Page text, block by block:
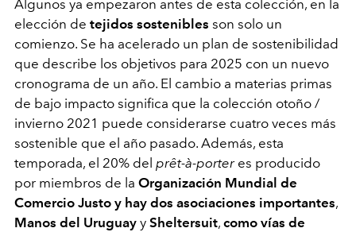
Algunos ya empezaron antes de esta colección, en la
elección de tejidos sostenibles son solo un
comienzo. Se ha acelerado un plan de sostenibilidad
que describe los objetivos para 2025 con un nuevo
cronograma de un año. El cambio a materias primas
de bajo impacto significa que la colección otoño /
invierno 2021 puede considerarse cuatro veces más
sostenible que el año pasado. Además, esta
temporada, el 20% del prêt-à-porter es producido
por miembros de la Organización Mundial de
Comercio Justo y hay dos asociaciones importantes,
Manos del Uruguay y Sheltersuit, como vías de